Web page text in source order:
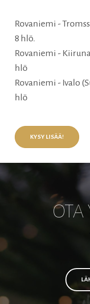
Rovaniemi -
8 hlö.
Rovaniemi -
hlö
Rovaniemi - Ivalo
hlö
KYSY LISÄÄ!
OTA